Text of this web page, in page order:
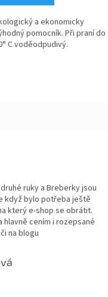
a ekonomicky
pomocník. Při praní do
C voděodpudivý.
z 5 hvězdiček.
ruky a Breberky jsou
když bylo potřeba ještě
který e-shop se obrátit.
cením i rozepsané
na blogu
z 5 hvězdiček.